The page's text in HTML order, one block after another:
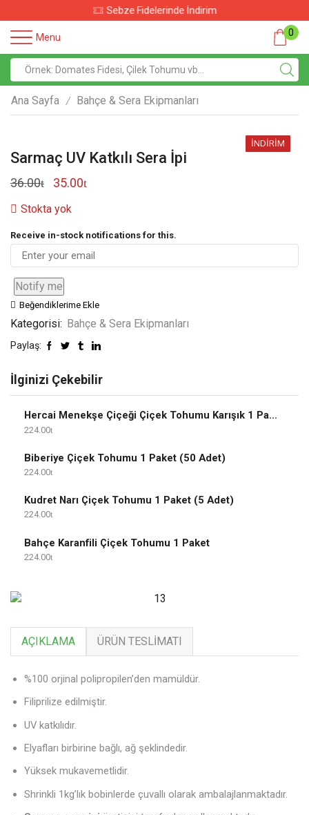
Sebze Fidelerinde İndirim
Menu 0
Ana Sayfa / Bahçe & Sera Ekipmanları
İNDIRIM
Sarmaç UV Katkılı Sera İpi
36.00 35.00
Stokta yok
Receive in-stock notifications for this.
Notify me
Beğendiklerime Ekle
Kategorisi: Bahçe & Sera Ekipmanları
Paylaş:
İlginizi Çekebilir
Hercai Menekşe Çiçeği Çiçek Tohumu Karışık 1 Paket
224.00
Biberiye Çiçek Tohumu 1 Paket (50 Adet)
224.00
Kudret Narı Çiçek Tohumu 1 Paket (5 Adet)
224.00
Bahçe Karanfili Çiçek Tohumu 1 Paket
224.00
AÇIKLAMA ÜRÜN TESLIMATI
%100 orjinal polipropilen’den mamüldür.
Filiprilize edilmiştir.
UV katkılıdır.
Elyafları birbirine bağlı, ağ şeklindedir.
Yüksek mukavemetlidir.
Shrinkli 1kg’lık bobinlerde çuvallı olarak ambalajlanmaktadır.